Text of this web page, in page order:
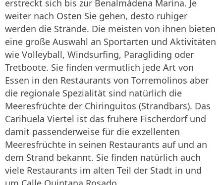
erstreckt sich bis zur Benalmádena Marina. Je
weiter nach Osten Sie gehen, desto ruhiger
werden die Strände. Die meisten von ihnen bieten
eine große Auswahl an Sportarten und Aktivitäten
wie Volleyball, Windsurfing, Paragliding oder
Tretboote. Sie finden vermutlich jede Art von
Essen in den Restaurants von Torremolinos aber
die regionale Spezialität sind natürlich die
Meeresfrüchte der Chiringuitos (Strandbars). Das
Carihuela Viertel ist das frühere Fischerdorf und
damit passenderweise für die exzellenten
Meeresfrüchte in seinen Restaurants auf und an
dem Strand bekannt. Sie finden natürlich auch
viele Restaurants im alten Teil der Stadt in und